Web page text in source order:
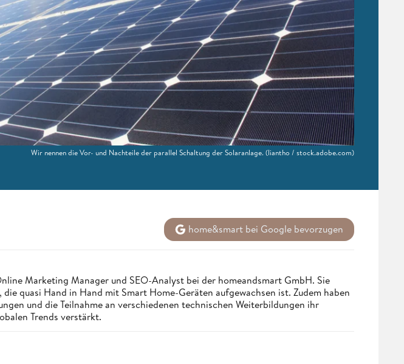
Wir nennen die Vor- und Nachteile der parallel Schaltung der Solaranlage.(liantho / stock.adobe.com)
home&smart bei Google bevorzugen
Marketing Manager und SEO-Analyst bei der homeandsmart GmbH. Sie
quasi Hand in Hand mit Smart Home-Geräten aufgewachsen ist. Zudem haben
und die Teilnahme an verschiedenen technischen Weiterbildungen ihr
Trends verstärkt.